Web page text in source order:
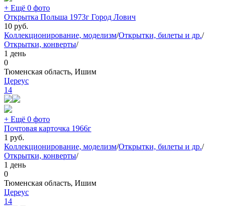
+ Ещё 0 фото
Открытка Польша 1973г Город Лович
10 руб.
Коллекционирование, моделизм/Открытки, билеты и др./
Открытки, конверты/
1 день
0
Тюменская область, Ишим
Цереус
14
+ Ещё 0 фото
Почтовая карточка 1966г
1 руб.
Коллекционирование, моделизм/Открытки, билеты и др./
Открытки, конверты/
1 день
0
Тюменская область, Ишим
Цереус
14